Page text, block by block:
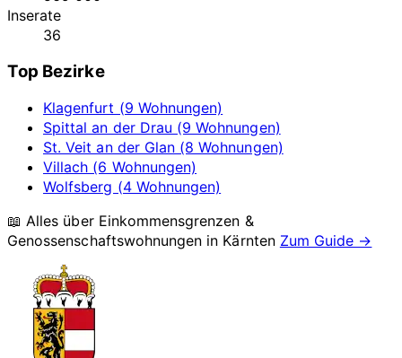
Inserate
36
Top Bezirke
Klagenfurt (9 Wohnungen)
Spittal an der Drau (9 Wohnungen)
St. Veit an der Glan (8 Wohnungen)
Villach (6 Wohnungen)
Wolfsberg (4 Wohnungen)
📖 Alles über Einkommensgrenzen &
Genossenschaftswohnungen in Kärnten Zum Guide →